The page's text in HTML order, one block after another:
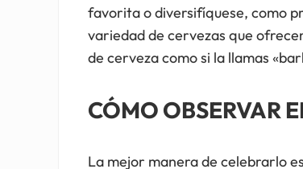
favorita o diversifíquese, como
variedad de cervezas que
de cerveza como si la llamas
CÓMO OBSERVAR
La mejor manera de celebrarlo